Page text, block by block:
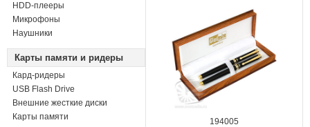
HDD-плееры
Микрофоны
Наушники
Карты памяти и ридеры
Кард-ридеры
USB Flash Drive
Внешние жесткие диски
Карты памяти
194005